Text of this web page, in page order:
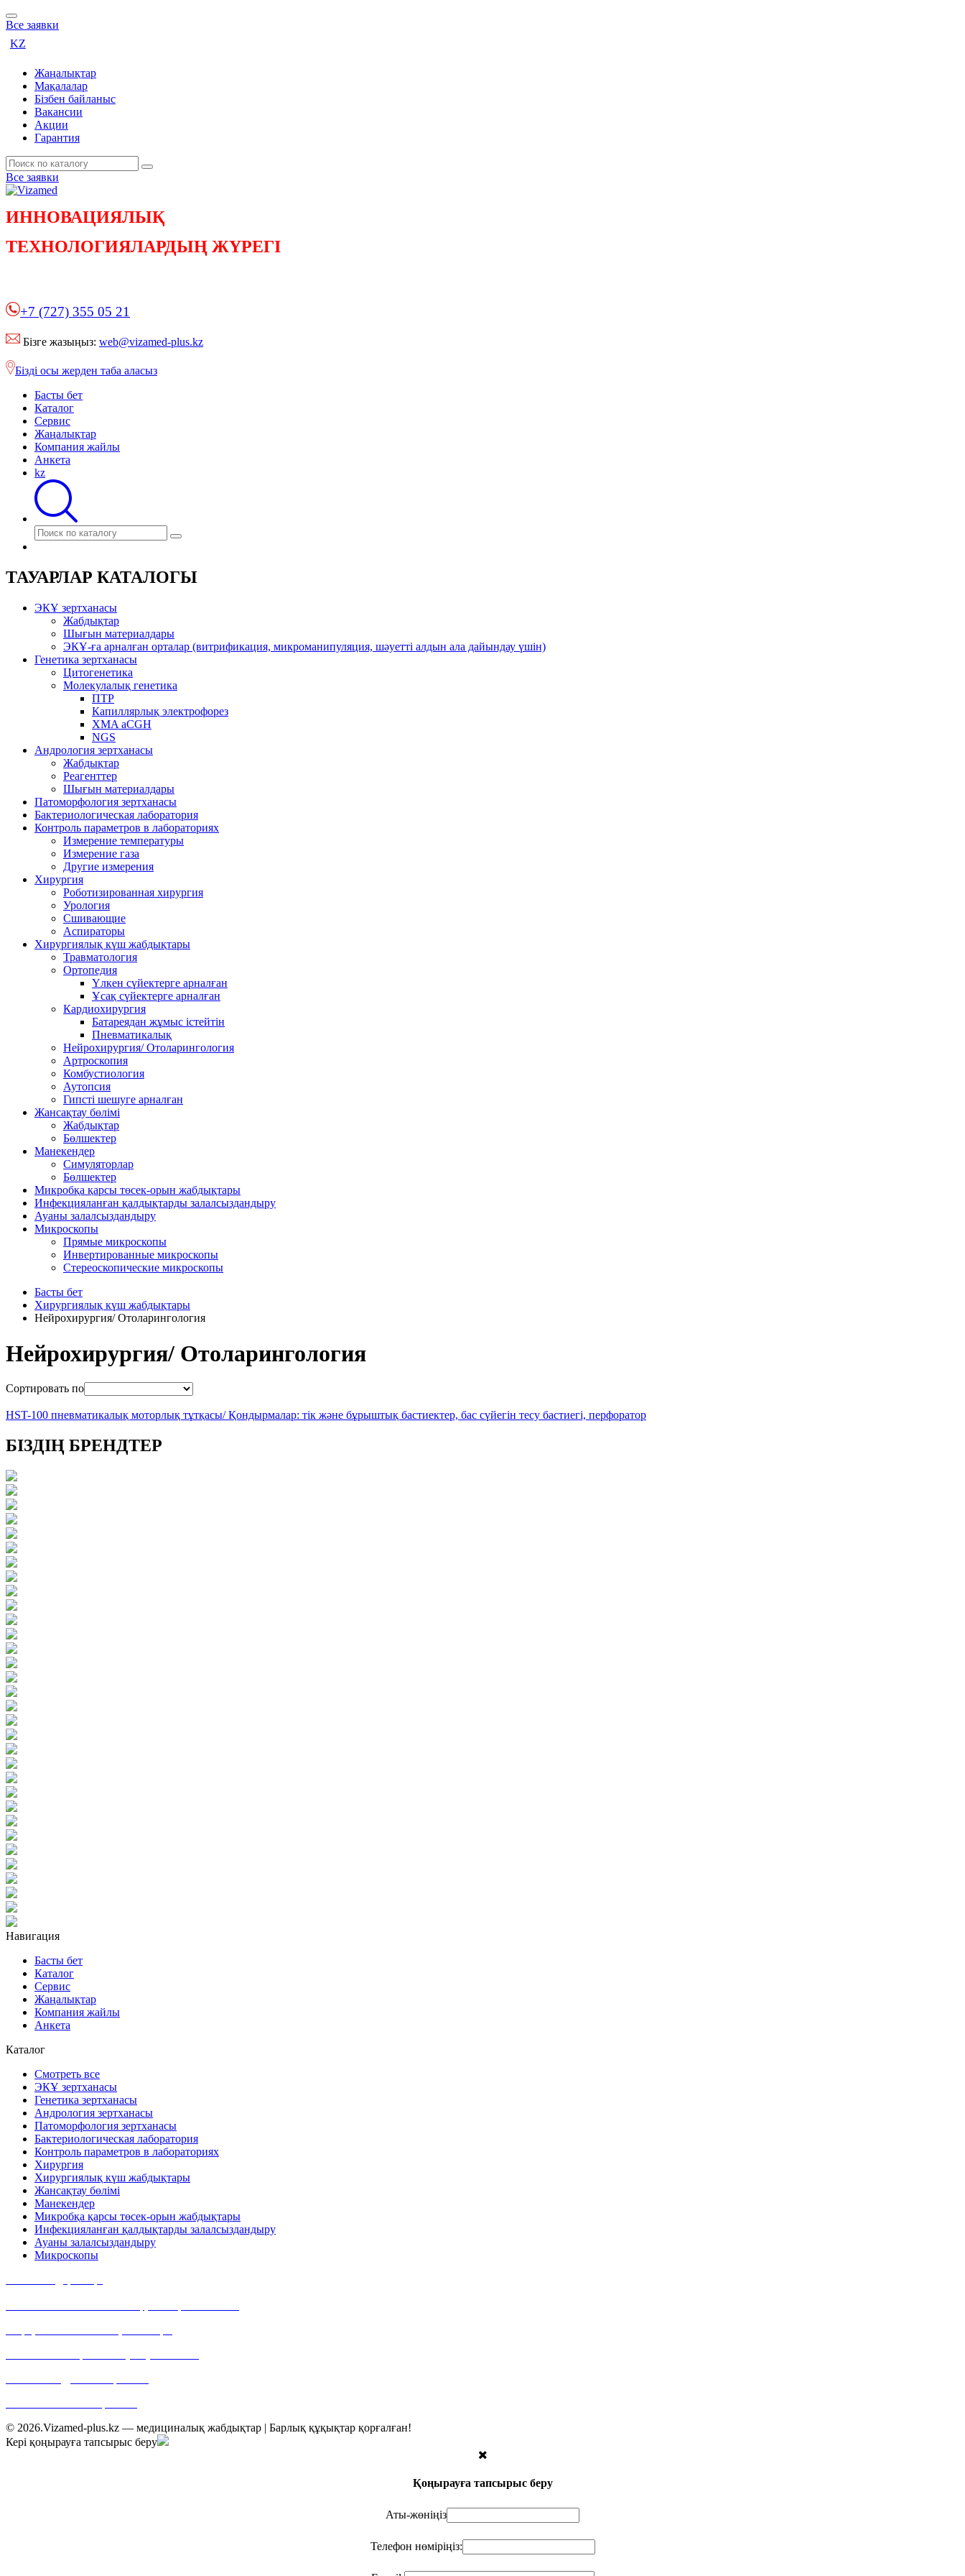
Все заявки
KZ
Жаңалықтар
Мақалалар
Бізбен байланыс
Вакансии
Акции
Гарантия
Все заявки
ИННОВАЦИЯЛЫҚ
ТЕХНОЛОГИЯЛАРДЫҢ ЖҮРЕГІ
+7 (727) 355 05 21
Бізге жазыңыз: web@vizamed-plus.kz
Бізді осы жерден таба аласыз
Басты бет
Каталог
Сервис
Жаңалықтар
Компания жайлы
Анкета
kz
ТАУАРЛАР КАТАЛОГЫ
ЭКҰ зертханасы
Жабдықтар
Шығын материалдары
ЭКҰ-ға арналған орталар (витрификация, микроманипуляция, шәуетті алдын ала дайындау үшін)
Генетика зертханасы
Цитогенетика
Молекулалық генетика
ПТР
Капиллярлық электрофорез
XMA aCGH
NGS
Андрология зертханасы
Жабдықтар
Реагенттер
Шығын материалдары
Патоморфология зертханасы
Бактериологическая лаборатория
Контроль параметров в лабораториях
Измерение температуры
Измерение газа
Другие измерения
Хирургия
Роботизированная хирургия
Урология
Сшивающие
Аспираторы
Хирургиялық күш жабдықтары
Травматология
Ортопедия
Үлкен сүйектерге арналған
Ұсақ сүйектерге арналған
Кардиохирургия
Батареядан жұмыс істейтін
Пневматикалық
Нейрохирургия/ Отоларингология
Артроскопия
Комбустиология
Аутопсия
Гипсті шешуге арналған
Жансақтау бөлімі
Жабдықтар
Бөлшектер
Манекендер
Симуляторлар
Бөлшектер
Микробқа қарсы төсек-орын жабдықтары
Инфекцияланған қалдықтарды залалсыздандыру
Ауаны залалсыздандыру
Микроскопы
Прямые микроскопы
Инвертированные микроскопы
Стереоскопические микроскопы
Басты бет
Хирургиялық күш жабдықтары
Нейрохирургия/ Отоларингология
Нейрохирургия/ Отоларингология
Сортировать по
HST-100 пневматикалық моторлық тұтқасы/ Қондырмалар: тік және бұрыштық бастиектер, бас сүйегін тесу бастиегі, перфоратор
БІЗДІҢ БРЕНДТЕР
Навигация
Басты бет
Каталог
Сервис
Жаңалықтар
Компания жайлы
Анкета
Каталог
Смотреть все
ЭКҰ зертханасы
Генетика зертханасы
Андрология зертханасы
Патоморфология зертханасы
Бактериологическая лаборатория
Контроль параметров в лабораториях
Хирургия
Хирургиялық күш жабдықтары
Жансақтау бөлімі
Манекендер
Микробқа қарсы төсек-орын жабдықтары
Инфекцияланған қалдықтарды залалсыздандыру
Ауаны залалсыздандыру
Микроскопы
© 2026.Vizamed-plus.kz — медициналық жабдықтар | Барлық құқықтар қорғалған!
Кері қоңырауға тапсырыс беру
Қоңырауға тапсырыс беру
Аты-жөніңіз
Телефон нөміріңіз: